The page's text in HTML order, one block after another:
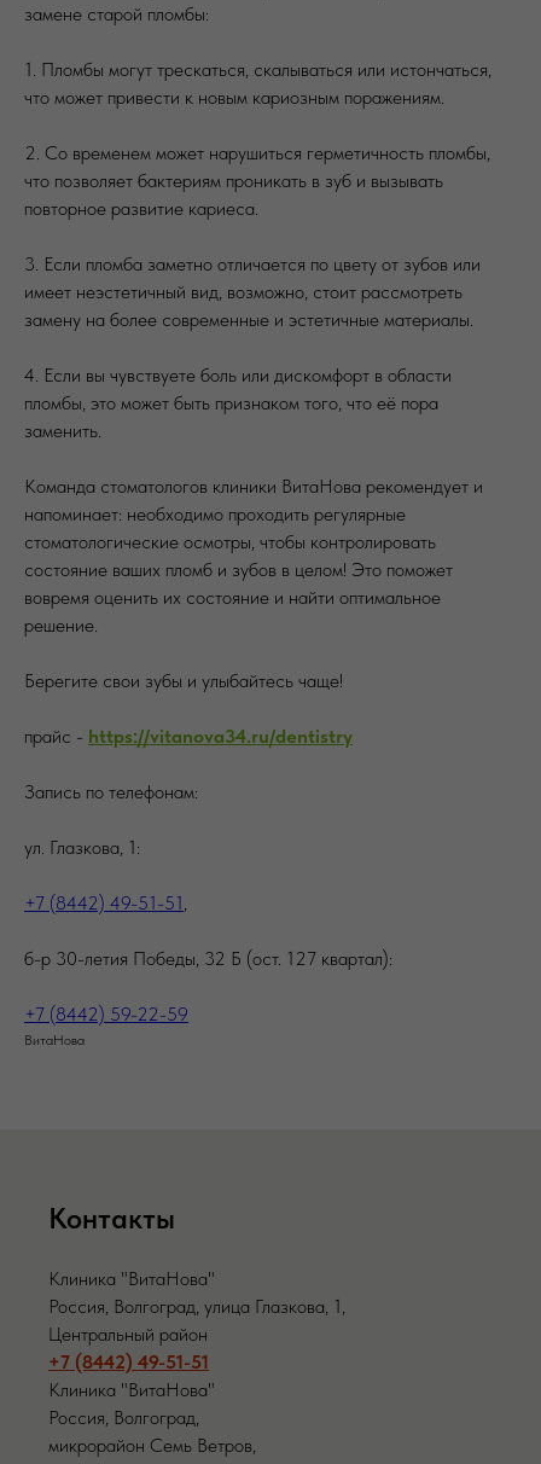
замене старой пломбы:
1. Пломбы могут трескаться, скалываться или истончаться,
что может привести к новым кариозным поражениям.
2. Со временем может нарушиться герметичность пломбы,
что позволяет бактериям проникать в зуб и вызывать
повторное развитие кариеса.
3. Если пломба заметно отличается по цвету от зубов или
имеет неэстетичный вид, возможно, стоит рассмотреть
замену на более современные и эстетичные материалы.
4. Если вы чувствуете боль или дискомфорт в области
пломбы, это может быть признаком того, что её пора
заменить.
Команда стоматологов клиники ВитаНова рекомендует и
напоминает: необходимо проходить регулярные
стоматологические осмотры, чтобы контролировать
состояние ваших пломб и зубов в целом! Это поможет
вовремя оценить их состояние и найти оптимальное
решение.
Берегите свои зубы и улыбайтесь чаще!
прайс - https://vitanova34.ru/dentistry
Запись по телефонам:
ул. Глазкова, 1:
+7 (8442) 49-51-51,
б-р 30-летия Победы, 32 Б (ост. 127 квартал):
+7 (8442) 59-22-59
ВитаНова
Контакты
Клиника "ВитаНова"
Россия, Волгоград, улица Глазкова, 1,
Центральный район
+7 (8442) 49-51-51
Клиника "ВитаНова"
Россия, Волгоград,
микрорайон Семь Ветров,